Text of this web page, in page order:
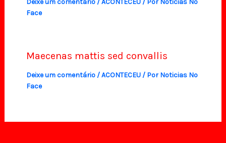
Deixe um comentário /ACONTECEU/ Por Noticias No
Face
Maecenas mattis sed convallis
Deixe um comentário /ACONTECEU/ Por Noticias No
Face